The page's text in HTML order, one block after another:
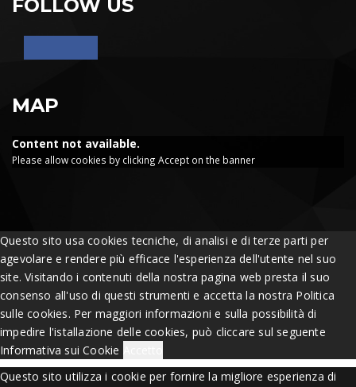
FOLLOW US
MAP
Content not available.
Please allow cookies by clicking Accept on the banner
Questo sito usa cookies tecniche, di analisi e di terze parti per
agevolare e rendere più efficace l'esperienza dell'utente nel suo
site. Visitando i contenuti della nostra pagina web presta il suo
consenso all'uso di questi strumenti e accetta la nostra Politica
sulle cookies. Per maggiori informazioni e sulla possibilità di
impedire l'istallazione delle cookies, può cliccare sul seguente
Informativa sui Cookie
Questo sito utilizza i cookie per fornire la migliore esperienza di